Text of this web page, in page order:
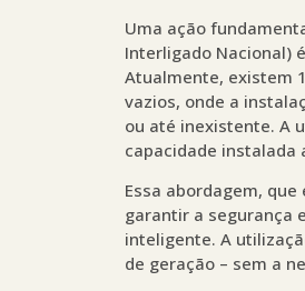
Uma ação
Interligado Nacional)
Atualmente, existem
vazios, onde a
ou até inexistente. A
capacidade instalada
Essa abordagem,
garantir a segurança
inteligente. A
de geração – sem a